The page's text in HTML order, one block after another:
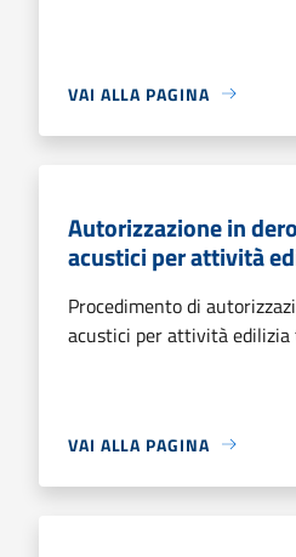
VAI ALLA PAGINA
Autorizzazione in
acustici per attività
Procedimento di
acustici per attività edilizia
VAI ALLA PAGINA